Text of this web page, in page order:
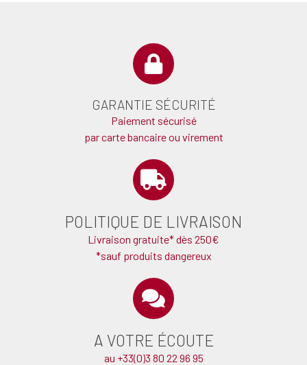
GARANTIE SÉCURITÉ
Paiement sécurisé
par carte bancaire ou virement
POLITIQUE DE LIVRAISON
Livraison gratuite* dès 250€
*sauf produits dangereux
A VOTRE ÉCOUTE
au +33(0)3 80 22 96 95